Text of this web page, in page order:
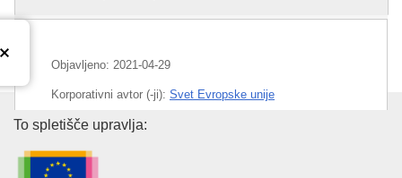
Objavljeno: 2021-04-29
Korporativni avtor (-ji): Svet Evropske unije
IMMC : PE 6 2021 INIT
Urad za publikacije Evropske
To spletišče upravlja: